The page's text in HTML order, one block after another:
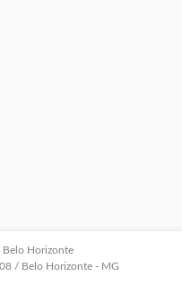
Horizonte
/ Belo Horizonte - MG